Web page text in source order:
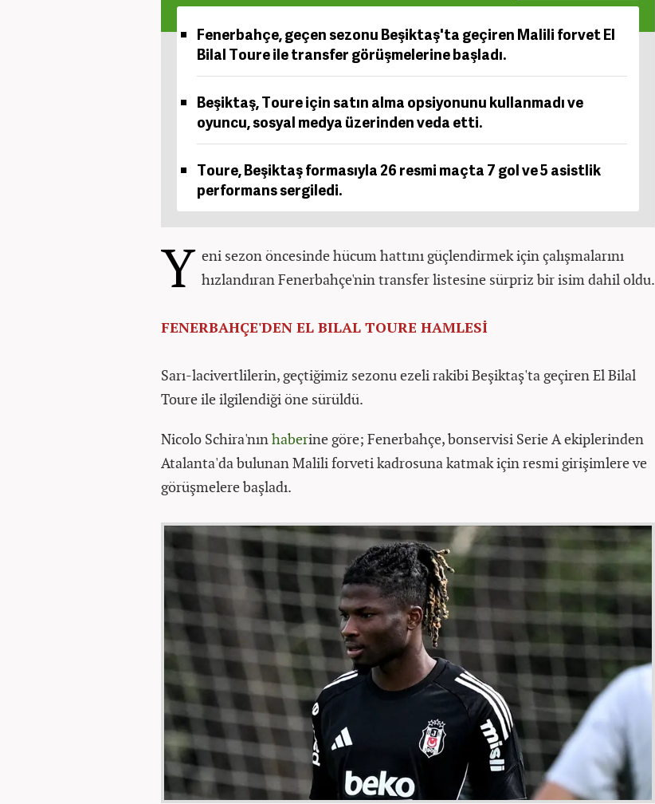
Fenerbahçe, geçen sezonu Beşiktaş'ta geçiren Malili forvet El
Bilal Toure ile transfer görüşmelerine başladı.
Beşiktaş, Toure için satın alma opsiyonunu kullanmadı ve
oyuncu, sosyal medya üzerinden veda etti.
Toure, Beşiktaş formasıyla 26 resmi maçta 7 gol ve 5 asistlik
performans sergiledi.
Y eni sezon öncesinde hücum hattını güçlendirmek için çalışmalarını
hızlandıran Fenerbahçe'nin transfer listesine sürpriz bir isim dahil oldu.
FENERBAHÇE'DEN EL BILAL TOURE HAMLESİ
Sarı-lacivertlilerin, geçtiğimiz sezonu ezeli rakibi Beşiktaş'ta geçiren El Bilal
Toure ile ilgilendiği öne sürüldü.
Nicolo Schira'nınhaberine göre; Fenerbahçe, bonservisi Serie A ekiplerinden
Atalanta'da bulunan Malili forveti kadrosuna katmak için resmi girişimlere ve
görüşmelere başladı.